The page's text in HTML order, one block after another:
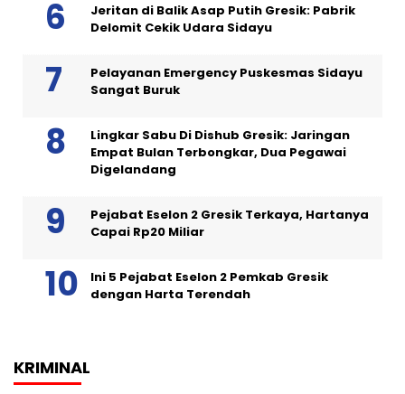
Jeritan di Balik Asap Putih Gresik: Pabrik
Delomit Cekik Udara Sidayu
Pelayanan Emergency Puskesmas Sidayu
Sangat Buruk
Lingkar Sabu Di Dishub Gresik: Jaringan
Empat Bulan Terbongkar, Dua Pegawai
Digelandang
Pejabat Eselon 2 Gresik Terkaya, Hartanya
Capai Rp20 Miliar
Ini 5 Pejabat Eselon 2 Pemkab Gresik
dengan Harta Terendah
KRIMINAL